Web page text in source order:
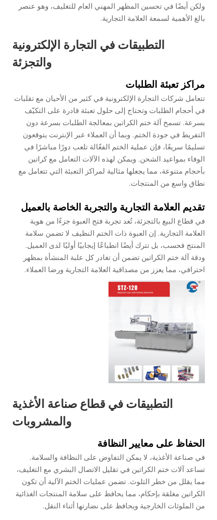
ولكن أيضًا في تحسين المظهر المهني العام للتغليف، وهو عنصر
بالغ الأهمية لسمعة العلامة التجارية.
التطبيقات في التجارة الإلكترونية
والتجزئة
مراكز تعبئة الطلبات
تتعامل شركات التجارة الإلكترونية في كثير من الأحيان مع تقلبات
في أحجام الطلبات وتحتاج إلى حلول تعبئة قادرة على التكيّف
بسرعة. تسمح آلة ختم الكراتين بمعالجة الطلبات بسرعة دون
التفريط في جودة الختم. وبما أن العملاء عبر الإنترنت يتوقعون
تسليمًا سريعًا، فإن عملية الختم الفعّالة تلعب دورًا مباشرًا في
الوفاء بمواعيد الشحن. ويمكن لهذه الآلات التعامل مع كراتين
بأحجام متنوعة، مما يجعلها مثالية لمراكز التعبئة التي تتعامل مع
نطاق واسع من المنتجات.
تقديم العلامة التجارية والتجربة الخاصة بالعميل
في قطاع البيع بالتجزئة، تُعد تجربة فتح العبوة جزءًا من هوية
العلامة التجارية. إن العبوة ذات الختم النظيف لا تضمن سلامة
المنتج فحسب، بل تترك أيضًا انطباعًا إيجابيًا أوليًا لدى العميل.
ودقة آلة ختم الكراتين تضمن أن تغادر كل علبة المنشأة بمظهر
احترافي، مما يعزز من مصداقية العلامة التجارية ورضا العملاء.
التطبيقات في قطاع صناعة الأغذية
والمشروبات
الحفاظ على معايير النظافة
في صناعة الأغذية، لا يمكن التفاوض على النظافة والسلامة.
تساعد آلات ختم الكراتين في تقليل الاتصال البشري مع التغليف،
مما يقلل من خطر التلوث. تضمن عمليات الختم الآلية أن تكون
الكراتين مغلقة بإحكام، مما يحافظ على سلامة المنتجات الغذائية
من الملوثات الخارجية ويحافظ على نضارتها أثناء النقل.